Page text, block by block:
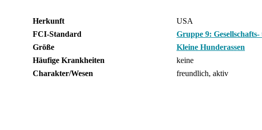
Herkunft
USA
FCI-Standard
Gruppe 9:
Größe
Kleine Hunderassen
Häufige Krankheiten
keine
Charakter/Wesen
freundlich, aktiv